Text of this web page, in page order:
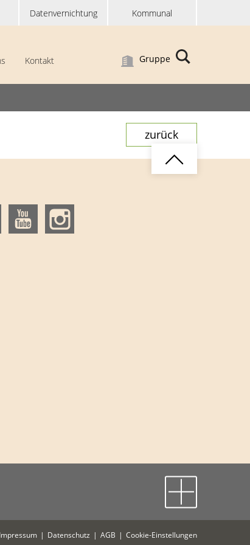
zurück
Impressum Datenschutz AGB Cookie-Einstellungen
Datenvernichtung Kommunal
Kontakt Gruppe